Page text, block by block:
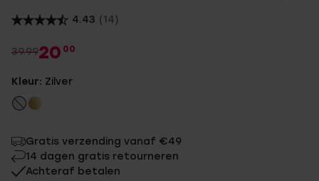
4.43 (14)
39.9920 00
Kleur: Zilver
Gratis verzending vanaf €49
14 dagen gratis retourneren
Achteraf betalen